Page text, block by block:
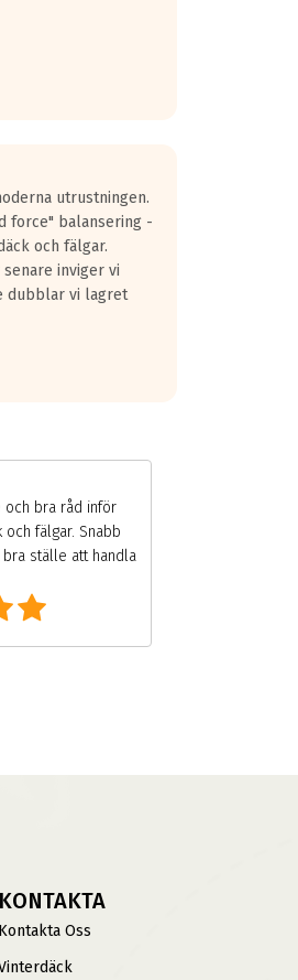
utrustningen.
force" balansering -
och fälgar.
inviger vi
dubblar vi lagret
och bra råd inför
fälgar. Snabb
ställe att handla
KONTAKTA
Kontakta Oss